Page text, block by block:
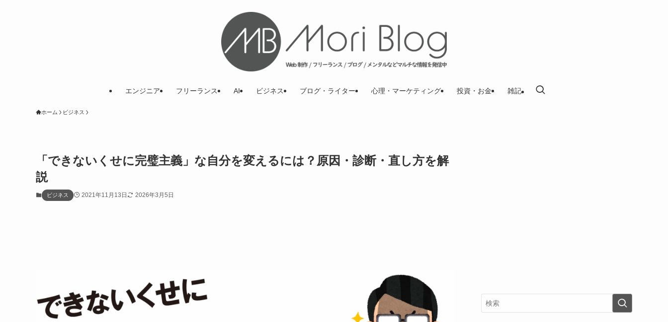
エンジニア フリーランス AI ビジネス ブログ・ライター 心理・マーケティング 投資・お金 雑記
ホーム ビジネス
「できないくせに完璧主義」な自分を変えるには？原因・診断・直し方を解
説
ビジネス 2021年11月13日 2026年3月5日